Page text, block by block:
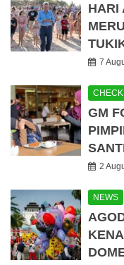
HARI
7
CHECK
GM
2
NEWS